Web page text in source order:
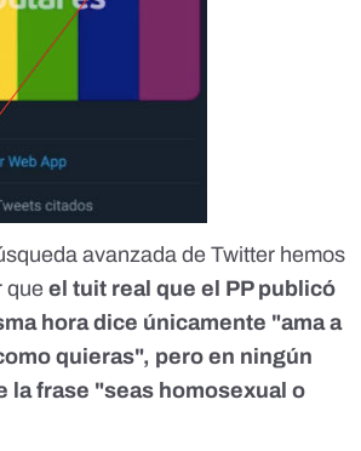
avanzada de Twitter hemos
que el tuit real que el PP publicó
hora dice únicamente "ama a
quieras", pero en ningún
la frase "seas homosexual o